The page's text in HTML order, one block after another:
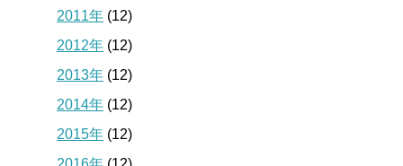
2011年 (12)
2012年 (12)
2013年 (12)
2014年 (12)
2015年 (12)